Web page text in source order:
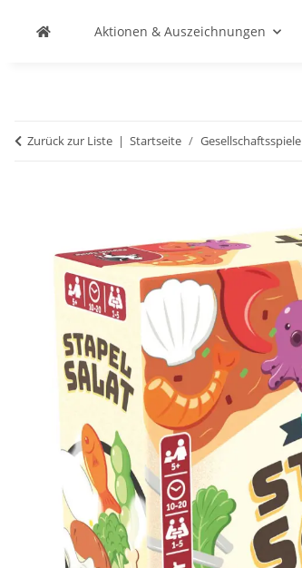
Aktionen & Auszeichnungen
Zurück zur Liste Startseite Gesellschaftsspiele